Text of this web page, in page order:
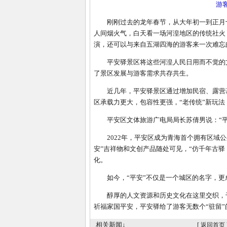
游
刚刚过去的龙年春节，从大年初一到正月
人间烟火气，白天看一场河湟地区的传统社
演，还可以与来自五湖四海的游客来一次难
平安驿景区将这些河湟人民日用而不觉的
了景区发展与游客需求共存共生。
近几年，平安驿景区通过增加民宿、露营
区承载力更大，包容性更强，“老传统”新玩
平安区文体旅游广电局局长苏倩男说：“平
2022年，平安区成为青海首个拥有区域公
安”吉祥物和文创产品随处可见，“仿千年古
化。
如今，“平安”不仅是一个城区的名字，更
醇厚的人文资源和历史文化在这里交织，
祈福家国平安，平安驿给了游客无数个“驻留”
相关新闻↓ [ 返回首页